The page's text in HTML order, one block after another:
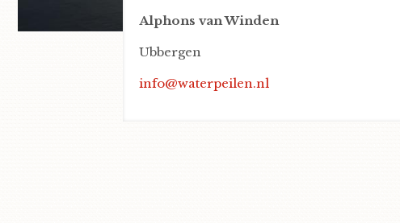
Alphons van Winden
Ubbergen
info@waterpeilen.nl